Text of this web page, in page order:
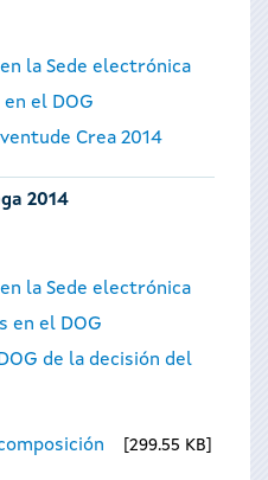
la Sede electrónica
el DOG
Crea 2014
2014
la Sede electrónica
en el DOG
de la decisión del
299.55 KB